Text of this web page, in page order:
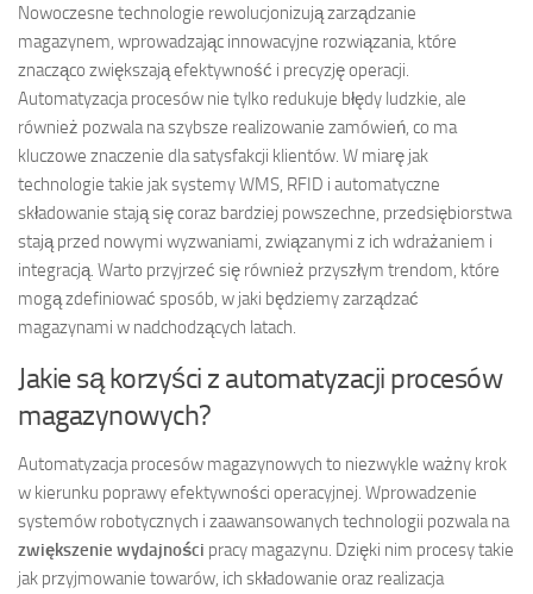
Nowoczesne technologie rewolucjonizują zarządzanie
magazynem, wprowadzając innowacyjne rozwiązania, które
znacząco zwiększają efektywność i precyzję operacji.
Automatyzacja procesów nie tylko redukuje błędy ludzkie, ale
również pozwala na szybsze realizowanie zamówień, co ma
kluczowe znaczenie dla satysfakcji klientów. W miarę jak
technologie takie jak systemy WMS, RFID i automatyczne
składowanie stają się coraz bardziej powszechne, przedsiębiorstwa
stają przed nowymi wyzwaniami, związanymi z ich wdrażaniem i
integracją. Warto przyjrzeć się również przyszłym trendom, które
mogą zdefiniować sposób, w jaki będziemy zarządzać
magazynami w nadchodzących latach.
Jakie są korzyści z automatyzacji procesów
magazynowych?
Automatyzacja procesów magazynowych to niezwykle ważny krok
w kierunku poprawy efektywności operacyjnej. Wprowadzenie
systemów robotycznych i zaawansowanych technologii pozwala na
zwiększenie wydajności pracy magazynu. Dzięki nim procesy takie
jak przyjmowanie towarów, ich składowanie oraz realizacja